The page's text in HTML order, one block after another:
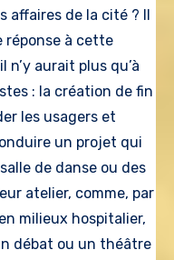
affaires de la cité ? Il
réponse à cette
aurait plus qu’à
: la création de fin
les usagers et
un projet qui
de danse ou des
atelier, comme, par
milieux hospitalier,
débat ou un théâtre